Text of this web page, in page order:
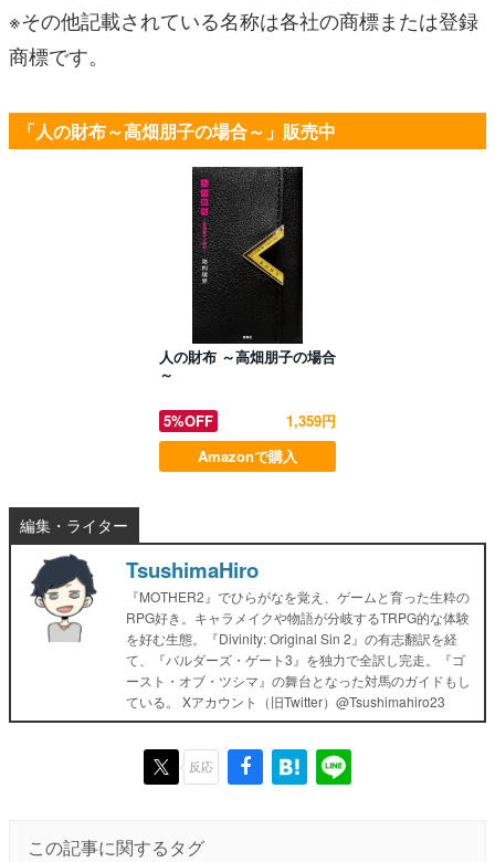
※その他記載されている名称は各社の商標または登録
商標です。
「人の財布～高畑朋子の場合～」販売中
人の財布 ～高畑朋子の場合
～
5%OFF
1,359円
Amazonで購入
編集・ライター
TsushimaHiro
『MOTHER2』でひらがなを覚え、ゲームと育った生粋の
RPG好き。キャラメイクや物語が分岐するTRPG的な体験
を好む生態。『Divinity: Original Sin 2』の有志翻訳を経
て、『バルダーズ・ゲート3』を独力で全訳し完走。『ゴ
ースト・オブ・ツシマ』の舞台となった対馬のガイドもし
ている。 Xアカウント（旧Twitter）@Tsushimahiro23
反応
この記事に関するタグ